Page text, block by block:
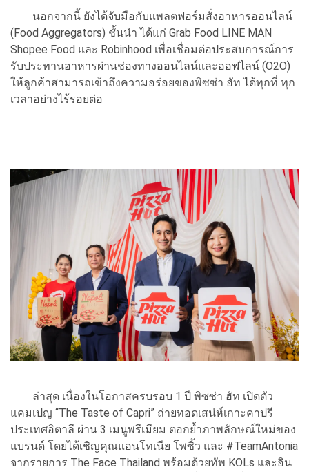
นอกจากนี้ ยังได้จับมือกับแพลตฟอร์มสั่งอาหารออนไลน์
(Food Aggregators) ชั้นนำ ได้แก่ Grab Food LINE MAN
Shopee Food และ Robinhood เพื่อเชื่อมต่อประสบการณ์การ
รับประทานอาหารผ่านช่องทางออนไลน์และออฟไลน์ (O2O)
ให้ลูกค้าสามารถเข้าถึงความอร่อยของพิซซ่า ฮัท ได้ทุกที่ ทุก
เวลาอย่างไร้รอยต่อ
ล่าสุด เนื่องในโอกาสครบรอบ 1 ปี พิซซ่า ฮัท เปิดตัว
แคมเปญ “The Taste of Capri” ถ่ายทอดเสน่ห์เกาะคาปรี
ประเทศอิตาลี ผ่าน 3 เมนูพรีเมียม ตอกย้ำภาพลักษณ์ใหม่ของ
แบรนด์ โดยได้เชิญคุณแอนโทเนีย โพซิ้ว และ #TeamAntonia
จากรายการ The Face Thailand พร้อมด้วยทัพ KOLs และอิน